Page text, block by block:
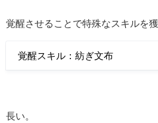
覚醒させることで特殊なスキルを獲
覚醒スキル：紡ぎ文布
長い。